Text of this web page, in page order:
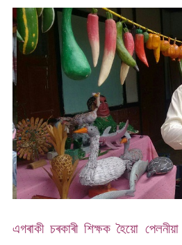
এগৰাকী চৰকাৰী শিক্ষক হৈয়ো